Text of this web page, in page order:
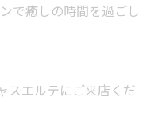
で癒しの時間を過ごし
スエルテにご来店くだ